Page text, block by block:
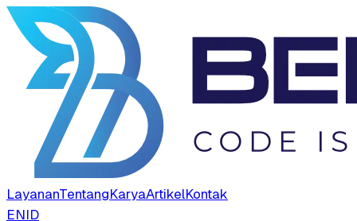
LayananTentangKaryaArtikelKontak
ENID